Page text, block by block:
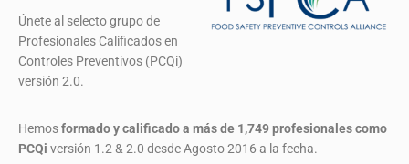
Únete al selecto grupo de
Profesionales Calificados en
Controles Preventivos (PCQi)
versión 2.0.
Hemosformado y calificado a más de 1,749 profesionalescomo
PCQi versión 1.2 & 2.0 desde Agosto 2016 a la fecha.